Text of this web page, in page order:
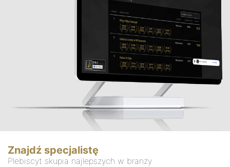
Znajdź specjalistę
Plebiscyt skupia najlepszych w branży